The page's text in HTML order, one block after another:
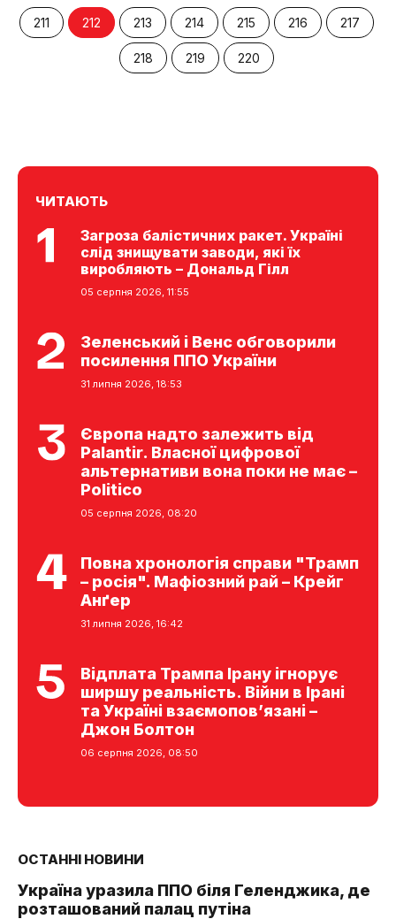
211 212 213 214 215 216 217
218 219 220
ЧИТАЮТЬ
Загроза балістичних ракет. Україні
слід знищувати заводи, які їх
виробляють – Дональд Гілл
05 серпня 2026, 11:55
Зеленський і Венс обговорили
посилення ППО України
31 липня 2026, 18:53
Європа надто залежить від
Palantir. Власної цифрової
альтернативи вона поки не має –
Politico
05 серпня 2026, 08:20
Повна хронологія справи "Трамп
– росія". Мафіозний рай – Крейг
Анґер
31 липня 2026, 16:42
Відплата Трампа Ірану ігнорує
ширшу реальність. Війни в Ірані
та Україні взаємопов’язані –
Джон Болтон
06 серпня 2026, 08:50
ОСТАННІ НОВИНИ
Україна уразила ППО біля Геленджика, де
розташований палац путіна